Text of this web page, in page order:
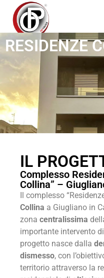
RESIDENZE
IL
Complesso
Collina” –
Il complesso
Collina a Giugliano in
zona centralissima
importante intervento di
progetto nasce dalla
dismesso, con
territorio attraverso la